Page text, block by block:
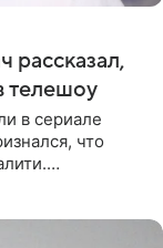
рассказал,
телешоу
в сериале
что